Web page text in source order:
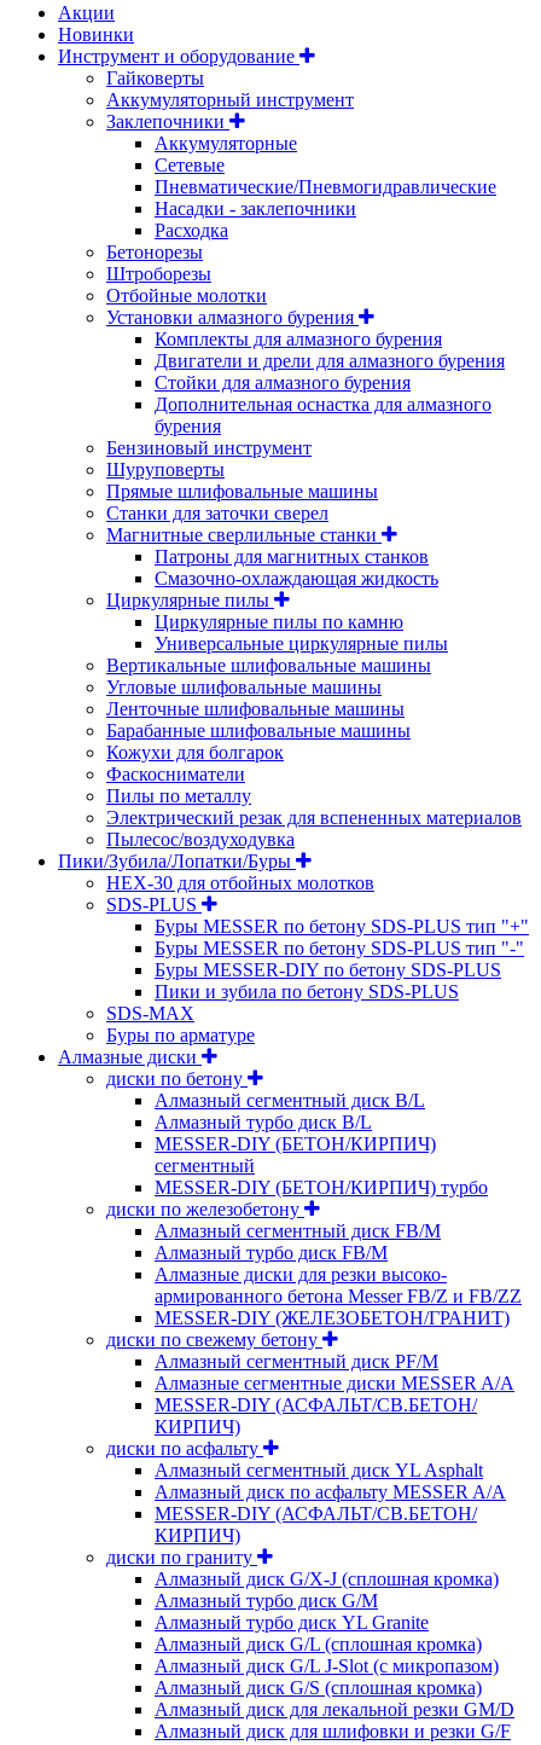
Акции
Новинки
Инструмент и оборудование
Гайковерты
Аккумуляторный инструмент
Заклепочники
Аккумуляторные
Сетевые
Пневматические/Пневмогидравлические
Насадки - заклепочники
Расходка
Бетонорезы
Штроборезы
Отбойные молотки
Установки алмазного бурения
Комплекты для алмазного бурения
Двигатели и дрели для алмазного бурения
Стойки для алмазного бурения
Дополнительная оснастка для алмазного
бурения
Бензиновый инструмент
Шуруповерты
Прямые шлифовальные машины
Станки для заточки сверел
Магнитные сверлильные станки
Патроны для магнитных станков
Смазочно-охлаждающая жидкость
Циркулярные пилы
Циркулярные пилы по камню
Универсальные циркулярные пилы
Вертикальные шлифовальные машины
Угловые шлифовальные машины
Ленточные шлифовальные машины
Барабанные шлифовальные машины
Кожухи для болгарок
Фаскосниматели
Пилы по металлу
Электрический резак для вспененных материалов
Пылесос/воздуходувка
Пики/Зубила/Лопатки/Буры
HEX-30 для отбойных молотков
SDS-PLUS
Буры MESSER по бетону SDS-PLUS тип "+"
Буры MESSER по бетону SDS-PLUS тип "-"
Буры MESSER-DIY по бетону SDS-PLUS
Пики и зубила по бетону SDS-PLUS
SDS-MAX
Буры по арматуре
Алмазные диски
диски по бетону
Алмазный сегментный диск B/L
Алмазный турбо диск B/L
MESSER-DIY (БЕТОН/КИРПИЧ)
сегментный
MESSER-DIY (БЕТОН/КИРПИЧ) турбо
диски по железобетону
Алмазный сегментный диск FB/M
Алмазный турбо диск FB/M
Алмазные диски для резки высоко-
армированного бетона Messer FB/Z и FB/ZZ
MESSER-DIY (ЖЕЛЕЗОБЕТОН/ГРАНИТ)
диски по свежему бетону
Алмазный сегментный диск PF/M
Алмазные сегментные диски MESSER A/A
MESSER-DIY (АСФАЛЬТ/СВ.БЕТОН/
КИРПИЧ)
диски по асфальту
Алмазный сегментный диск YL Asphalt
Алмазный диск по асфальту MESSER A/A
MESSER-DIY (АСФАЛЬТ/СВ.БЕТОН/
КИРПИЧ)
диски по граниту
Алмазный диск G/X-J (сплошная кромка)
Алмазный турбо диск G/M
Алмазный турбо диск YL Granite
Алмазный диск G/L (сплошная кромка)
Алмазный диск G/L J-Slot (с микропазом)
Алмазный диск G/S (сплошная кромка)
Алмазный диск для лекальной резки GM/D
Алмазный диск для шлифовки и резки G/F